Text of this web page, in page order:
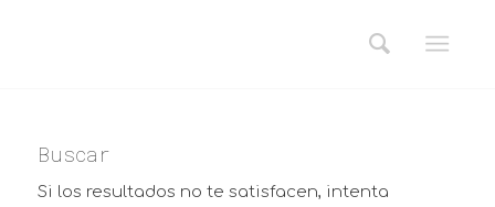
Buscar
Si los resultados no te satisfacen, intenta